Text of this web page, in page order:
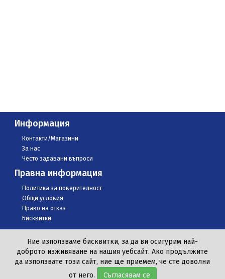
Информация
Контакти/Магазини
За нас
Често задавани въпроси
Правна информация
Политика за поверителност
Общи условия
Право на отказ
Бисквитки
© Всички права запазени 2020 КАРАМАН ООД
Ние използваме бисквитки, за да ви осигурим най-
доброто изживяване на нашия уебсайт. Ако продължите
да използвате този сайт, ние ще приемем, че сте доволни
от него.
Съгласявам се